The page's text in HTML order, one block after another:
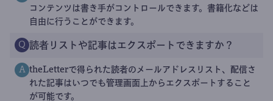
コンテンツは書き手がコントロールできます。書籍化などは
自由に行うことができます。
Q 読者リストや記事はエクスポートできますか？
A theLetterで得られた読者のメールアドレスリスト、配信さ
れた記事はいつでも管理画面上からエクスポートすること
が可能です。